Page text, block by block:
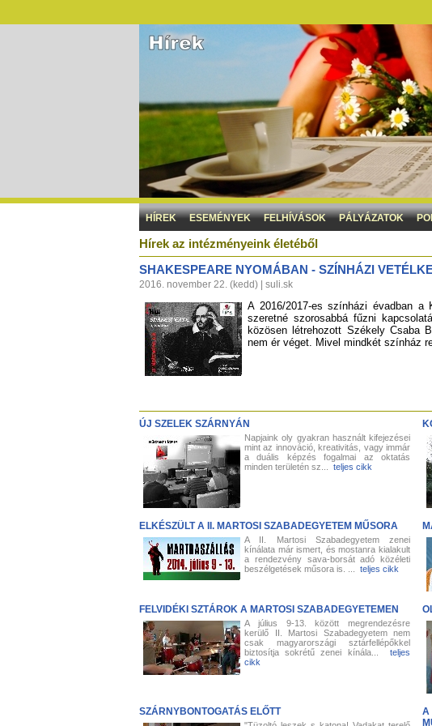
HÍREK ESEMÉNYEK FELHÍVÁSOK PÁLYÁZATOK
Hírek az intézményeink életéből
SHAKESPEARE NYOMÁBAN - SZÍNHÁZI
2016. november 22. (kedd) | suli.sk
A 2016/2017-es színházi évadban
szeretné szorosabbá fűzni
közösen létrehozott Székely Csaba
nem ér véget. Mivel mindkét színház
ÚJ SZELEK SZÁRNYÁN
Napjaink oly gyakran használt kifejezései
mint az innováció, kreativitás, vagy immár
a duális képzés fogalmai az oktatás
minden területén sz... teljes cikk
ELKÉSZÜLT A II. MARTOSI SZABADEGYETEM MŰSORA
A II. Martosi Szabadegyetem zenei
kínálata már ismert, és mostanra kialakult
a rendezvény sava-borsát adó közéleti
beszélgetések műsora is. ... teljes cikk
FELVIDÉKI SZTÁROK A MARTOSI SZABADEGYETEMEN
A július 9-13. között megrendezésre
kerülő II. Martosi Szabadegyetem nem
csak magyarországi sztárfellépőkkel
biztosítja sokrétű zenei kínála... teljes
cikk
SZÁRNYBONTOGATÁS ELŐTT
A